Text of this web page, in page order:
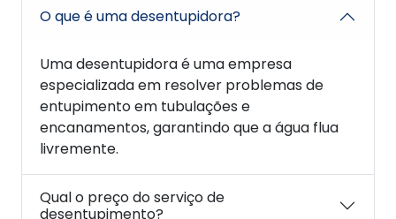
O que é uma desentupidora?
Uma desentupidora é uma empresa
especializada em resolver problemas de
entupimento em tubulações e
encanamentos, garantindo que a água flua
livremente.
Qual o preço do serviço de
desentupimento?